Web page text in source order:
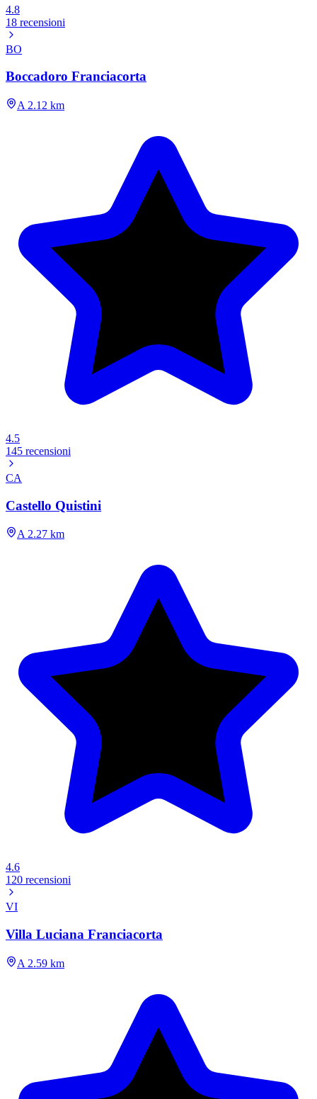
4.8
18 recensioni
BO
Boccadoro Franciacorta
A 2.12 km
4.5
145 recensioni
CA
Castello Quistini
A 2.27 km
4.6
120 recensioni
VI
Villa Luciana Franciacorta
A 2.59 km